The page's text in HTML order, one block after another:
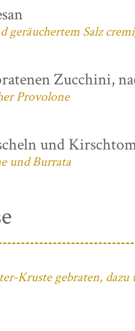
Salz
Zucchini,
Provolone
und
und Burrata
Kruste gebraten, dazu